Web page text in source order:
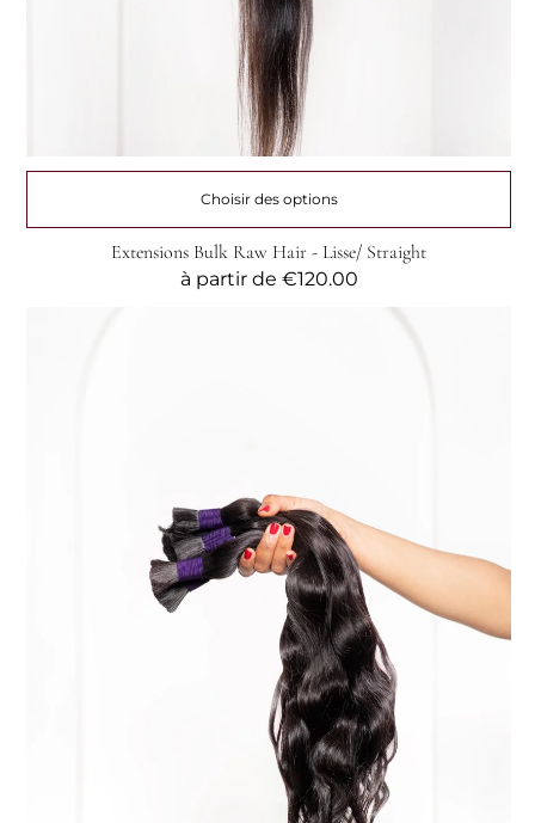
Choisir des options
Extensions Bulk Raw Hair - Lisse/ Straight
Prix
à partir de €120.00